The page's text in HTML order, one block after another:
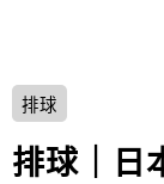
排球
排球｜日